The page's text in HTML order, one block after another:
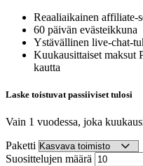
Reaaliaikainen affiliate-
60 päivän eväste­ikkuna
Ystävällinen live-chat-
Kuukausittaiset maksut
kautta
Laske toistuvat passiiviset tulosi
Vain 1 vuodessa, joka
Paketti
Suosittelujen määrä